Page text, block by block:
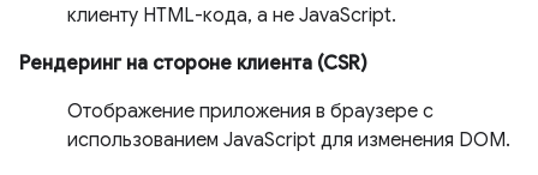
клиенту HTML-кода, а не JavaScript.
Рендеринг на стороне клиента (CSR)
Отображение приложения в браузере с
использованием JavaScript для изменения DOM.